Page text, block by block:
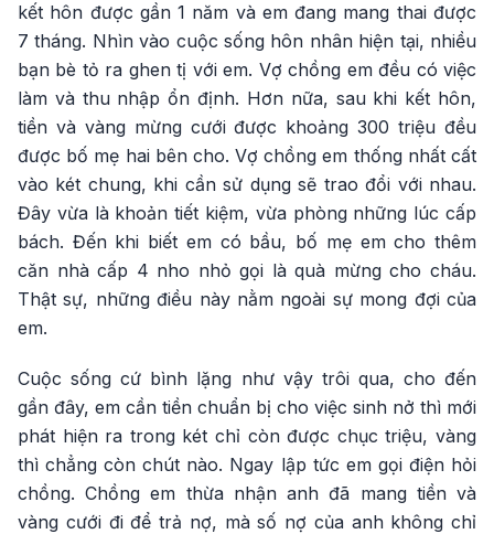
kết hôn được gần 1 năm và em đang mang thai được
7 tháng. Nhìn vào cuộc sống hôn nhân hiện tại, nhiều
bạn bè tỏ ra ghen tị với em. Vợ chồng em đều có việc
làm và thu nhập ổn định. Hơn nữa, sau khi kết hôn,
tiền và vàng mừng cưới được khoảng 300 triệu đều
được bố mẹ hai bên cho. Vợ chồng em thống nhất cất
vào két chung, khi cần sử dụng sẽ trao đổi với nhau.
Đây vừa là khoản tiết kiệm, vừa phòng những lúc cấp
bách. Đến khi biết em có bầu, bố mẹ em cho thêm
căn nhà cấp 4 nho nhỏ gọi là quà mừng cho cháu.
Thật sự, những điều này nằm ngoài sự mong đợi của
em.
Cuộc sống cứ bình lặng như vậy trôi qua, cho đến
gần đây, em cần tiền chuẩn bị cho việc sinh nở thì mới
phát hiện ra trong két chỉ còn được chục triệu, vàng
thì chẳng còn chút nào. Ngay lập tức em gọi điện hỏi
chồng. Chồng em thừa nhận anh đã mang tiền và
vàng cưới đi để trả nợ, mà số nợ của anh không chỉ